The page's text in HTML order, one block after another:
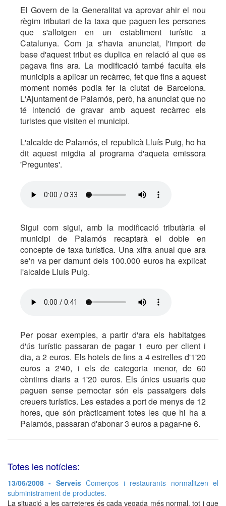
El Govern de la Generalitat va aprovar ahir el nou
règim tributari de la taxa que paguen les persones
que s'allotgen en un establiment turístic a
Catalunya. Com ja s'havia anunciat, l'import de
base d'aquest tribut es duplica en relació al que es
pagava fins ara. La modificació també faculta els
municipis a aplicar un recàrrec, fet que fins a aquest
moment només podia fer la ciutat de Barcelona.
L'Ajuntament de Palamós, però, ha anunciat que no
té intenció de gravar amb aquest recàrrec els
turistes que visiten el municipi.
L'alcalde de Palamós, el republicà Lluís Puig, ho ha
dit aquest migdia al programa d'aqueta emissora
'Preguntes'.
Sigui com sigui, amb la modificació tributària el
municipi de Palamós recaptarà el doble en
concepte de taxa turística. Una xifra anual que ara
se'n va per damunt dels 100.000 euros ha explicat
l'alcalde Lluís Puig.
Per posar exemples, a partir d'ara els habitatges
d'ús turístic passaran de pagar 1 euro per client i
dia, a 2 euros. Els hotels de fins a 4 estrelles d'1'20
euros a 2'40, i els de categoria menor, de 60
cèntims diaris a 1'20 euros. Els únics usuaris que
paguen sense pernoctar són els passatgers dels
creuers turístics. Les estades a port de menys de 12
hores, que són pràcticament totes les que hi ha a
Palamós, passaran d'abonar 3 euros a pagar-ne 6.
Totes les notícies:
13/06/2008 - ServeisComerços i restaurants normalitzen el
subministrament de productes.
La situació a les carreteres és cada vegada més normal, tot i que